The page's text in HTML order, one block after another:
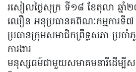
រសៀលថ្ងៃសុក្រ ទី១៨ ខែតុលា ឆ្នាំ
ឈឿន អនុប្រធានគព៊ណៈកម្មការទី៧
ប្រធានក្រុមសមាជិកព្រឹទ្ធសភា ប្រចាំ
ការងារ
មនុស្សធម៍ជាមួយសមាគមនារីដើម្បីសន្